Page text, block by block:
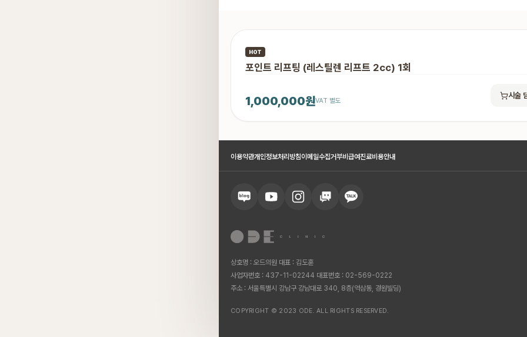
HOT
포인트 리프팅 (레스틸렌 리프트 2cc) 1회
1,000,000원VAT 별도
시술
이용약관개인정보처리방침이메일수집거부비급여진료비용안내
상호명 : 오드의원 대표 : 김도훈
사업자번호 : 437-11-02244 대표번호 : 02-569-0222
주소 : 서울특별시 강남구 강남대로 340, 8층(역삼동, 경원빌딩)
COPYRIGHT © 2023 ODE. ALL RIGHTS RESERVED.